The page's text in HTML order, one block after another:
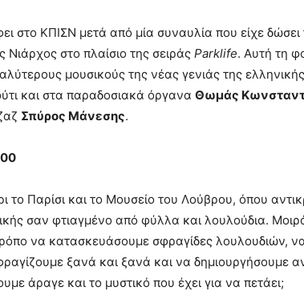
στο ΚΠΙΣΝ μετά από μία συναυλία που είχε
στο πλαίσιο της σειράς Parklife. Αυτή τη
μουσικούς της νέας γενιάς της
και στα παραδοσιακά όργανα Θωμάς
Σπύρος Μάνεσης.
το Παρίσι και το Μουσείο του Λούβρου, όπου
σαν φτιαγμένο από φύλλα και λουλούδια.
να κατασκευάσουμε σφραγίδες λουλουδιών, να
ξανά και ξανά και να δημιουργήσουμε
άραγε και το μυστικό που έχει για να πετάει;